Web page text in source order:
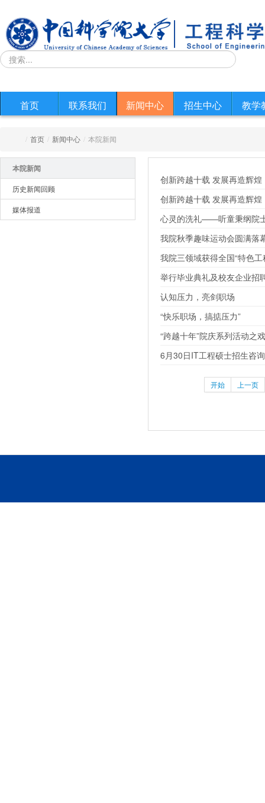
首页 联系我们 新闻中心 招生中心 教学
/ 首页 / 新闻中心 / 本院新闻
本院新闻
历史新闻回顾
媒体报道
创新跨越十载 发展再造辉煌
创新跨越十载 发展再造辉煌
心灵的洗礼——听童秉纲院
我院秋季趣味运动会圆满落
我院三领域获得全国“特色
举行毕业典礼及校友企业招
认知压力，亮剑职场
“快乐职场，搞掂压力”
“跨越十年”院庆系列活动之
6月30日IT工程硕士招生咨
开始 上一页